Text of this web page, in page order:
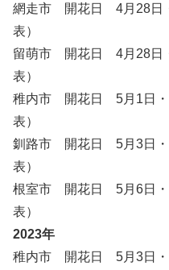
網走市 開花日 4月28日
表）
留萌市 開花日 4月28日
表）
稚内市 開花日 5月1日
表）
釧路市 開花日 5月3日
表）
根室市 開花日 5月6日・
表）
2023年
稚内市 開花日 5月3日・